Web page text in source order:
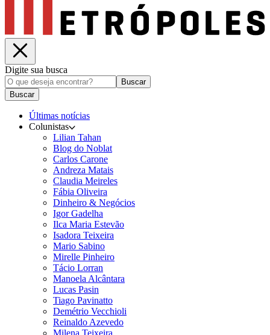
Digite sua busca
Buscar
Buscar
Últimas notícias
Colunistas
Lilian Tahan
Blog do Noblat
Carlos Carone
Andreza Matais
Claudia Meireles
Fábia Oliveira
Dinheiro & Negócios
Igor Gadelha
Ilca Maria Estevão
Isadora Teixeira
Mario Sabino
Mirelle Pinheiro
Tácio Lorran
Manoela Alcântara
Lucas Pasin
Tiago Pavinatto
Demétrio Vecchioli
Reinaldo Azevedo
Milena Teixeira